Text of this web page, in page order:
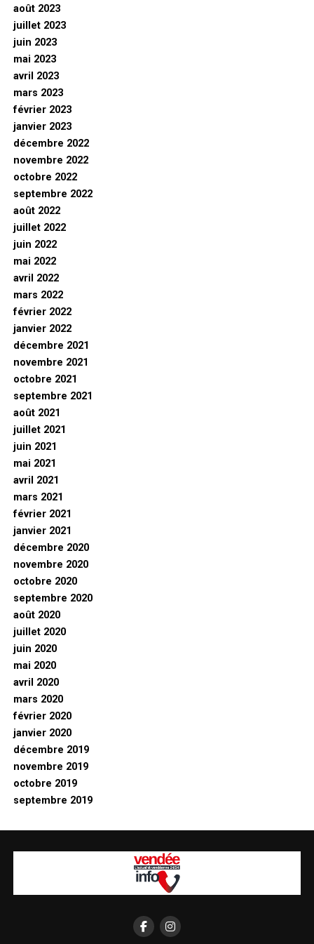
août 2023
juillet 2023
juin 2023
mai 2023
avril 2023
mars 2023
février 2023
janvier 2023
décembre 2022
novembre 2022
octobre 2022
septembre 2022
août 2022
juillet 2022
juin 2022
mai 2022
avril 2022
mars 2022
février 2022
janvier 2022
décembre 2021
novembre 2021
octobre 2021
septembre 2021
août 2021
juillet 2021
juin 2021
mai 2021
avril 2021
mars 2021
février 2021
janvier 2021
décembre 2020
novembre 2020
octobre 2020
septembre 2020
août 2020
juillet 2020
juin 2020
mai 2020
avril 2020
mars 2020
février 2020
janvier 2020
décembre 2019
novembre 2019
octobre 2019
septembre 2019